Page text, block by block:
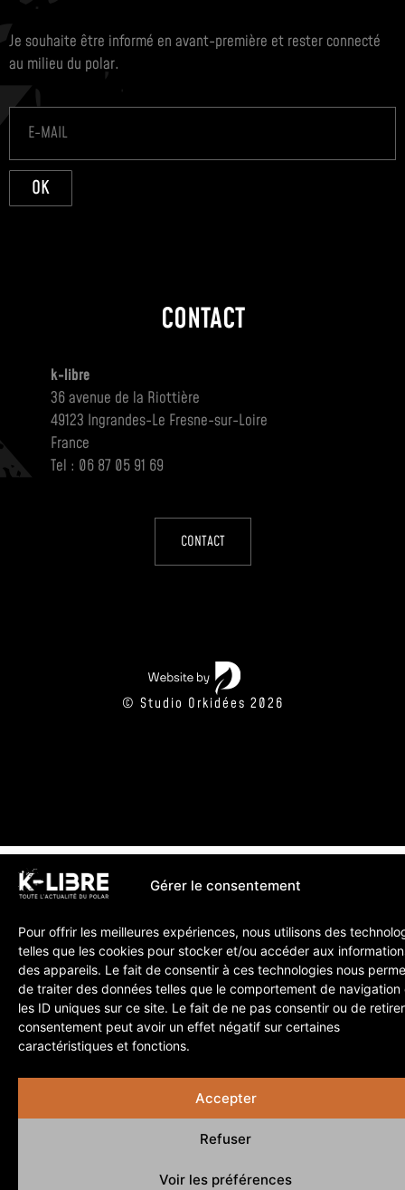
Gérer le consentement
Pour offrir les meilleures expériences, nous utilisons des
telles que les cookies pour stocker et/ou accéder aux
des appareils. Le fait de consentir à ces technologies nous
de traiter des données telles que le comportement de navigation
les ID uniques sur ce site. Le fait de ne pas consentir ou de
consentement peut avoir un effet négatif sur certaines
caractéristiques et fonctions.
Accepter
Refuser
Voir les préférences
Je souhaite être informé en avant-première et rester connecté
au milieu du polar.
OK
CONTACT
k-libre
36 avenue de la Riottière
49123 Ingrandes-Le Fresne-sur-Loire
France
Tel : 06 87 05 91 69
CONTACT
© Studio Orkidées 2026